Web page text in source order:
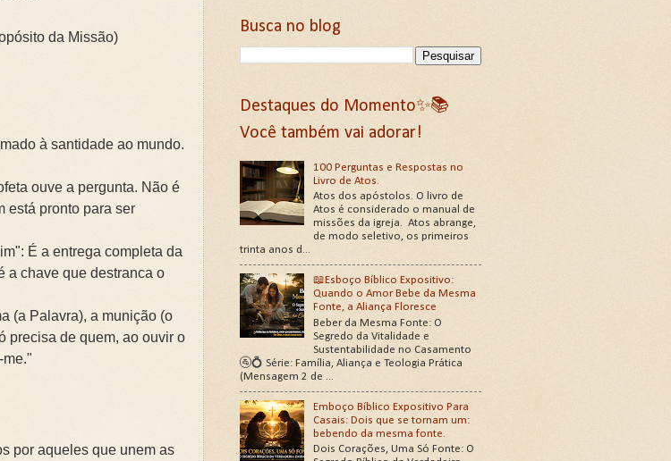
da Missão)
à santidade ao mundo.
ouve a pergunta. Não é
está pronto para ser
É a entrega completa da
a chave que destranca o
(a Palavra), a munição (o
precisa de quem, ao ouvir o
por aqueles que unem as
Busca no blog
Destaques do Momento✨📚
Você também vai adorar!
100 Perguntas e Respostas no
Livro de Atos.
Atos dos apóstolos. O livro de
Atos é considerado o manual de
missões da igreja. Atos abrange,
de modo seletivo, os primeiros
trinta anos d...
📖Esboço Bíblico Expositivo:
Quando o Amor Bebe da Mesma
Fonte, a Aliança Floresce
Beber da Mesma Fonte: O
Segredo da Vitalidade e
Sustentabilidade no Casamento
🚰💍 Série: Família, Aliança e Teologia Prática
(Mensagem 2 de ...
Emboço Bíblico Expositivo Para
Casais: Dois que se tornam um:
bebendo da mesma fonte.
Dois Corações, Uma Só Fonte: O